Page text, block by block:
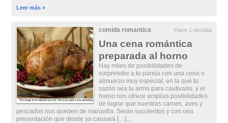
Leer más »
comida romantica Hace 1 decada
Una cena romántica
preparada al horno
Hay miles de posibilidades de
sorprender a tu pareja con una cena o
almuerzo muy especial, en la que tu
sazón sea tu arma para cautivarlo, y el
horno nos ofrece amplias posibilidades
de lograr que nuestras carnes, aves y
pescados nos queden de maravilla. Serán suculentos y con una
presentación que desde ya causará […]...